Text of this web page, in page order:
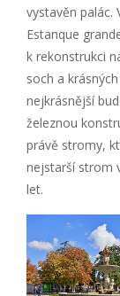
vystavěn palác.
Estanque
k rekonstrukci
soch a
nejkrásnější
železnou
právě stromy,
nejstarší strom
let.